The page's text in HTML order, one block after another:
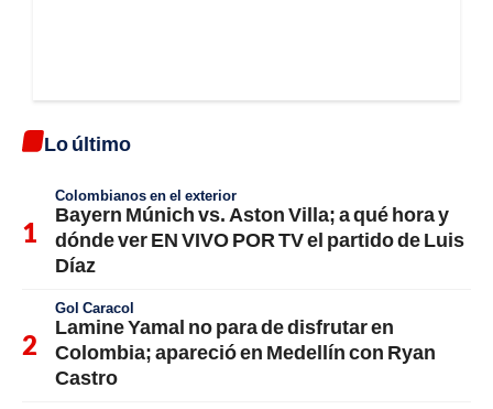
Lo último
Colombianos en el exterior
Bayern Múnich vs. Aston Villa; a qué hora y
dónde ver EN VIVO POR TV el partido de Luis
Díaz
Gol Caracol
Lamine Yamal no para de disfrutar en
Colombia; apareció en Medellín con Ryan
Castro